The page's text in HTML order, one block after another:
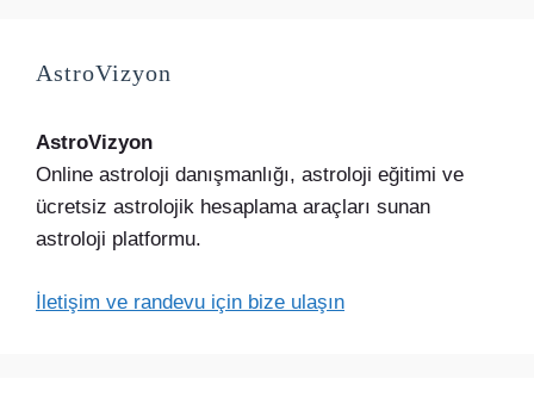
AstroVizyon
AstroVizyon
Online astroloji danışmanlığı, astroloji eğitimi ve
ücretsiz astrolojik hesaplama araçları sunan
astroloji platformu.
İletişim ve randevu için bize ulaşın